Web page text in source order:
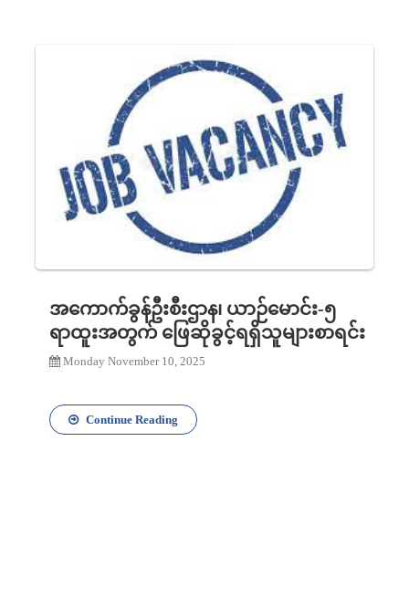
အကောက်ခွန်ဦးစီးဌာန၊ ယာဉ်မောင်း-၅
ရာထူးအတွက် ဖြေဆိုခွင့်ရရှိသူများစာရင်း
Monday November 10, 2025
Continue Reading